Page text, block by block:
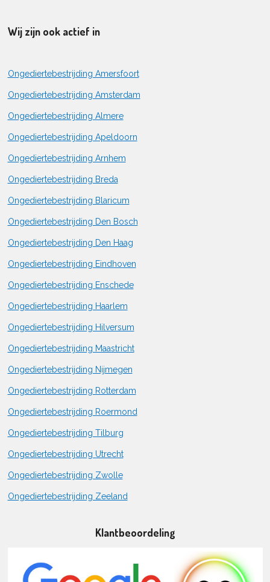
Wij zijn ook actief in
Ongediertebestrijding Amersfoort
Ongediertebestrijding Amsterdam
Ongediertebestrijding Almere
Ongediertebestrijding Apeldoorn
Ongediertebestrijding Arnhem
Ongediertebestrijding Breda
Ongediertebestrijding Blaricum
Ongediertebestrijding Den Bosch
Ongediertebestrijding Den Haag
Ongediertebestrijding Eindhoven
Ongediertebestrijding Enschede
Ongediertebestrijding Haarlem
Ongediertebestrijding Hilversum
Ongediertebestrijding Maastricht
Ongediertebestrijding Nijmegen
Ongediertebestrijding Rotterdam
Ongediertebestrijding Roermond
Ongediertebestrijding Tilburg
Ongediertebestrijding Utrecht
Ongediertebestrijding Zwolle
Ongediertebestrijding Zeeland
Klantbeoordeling